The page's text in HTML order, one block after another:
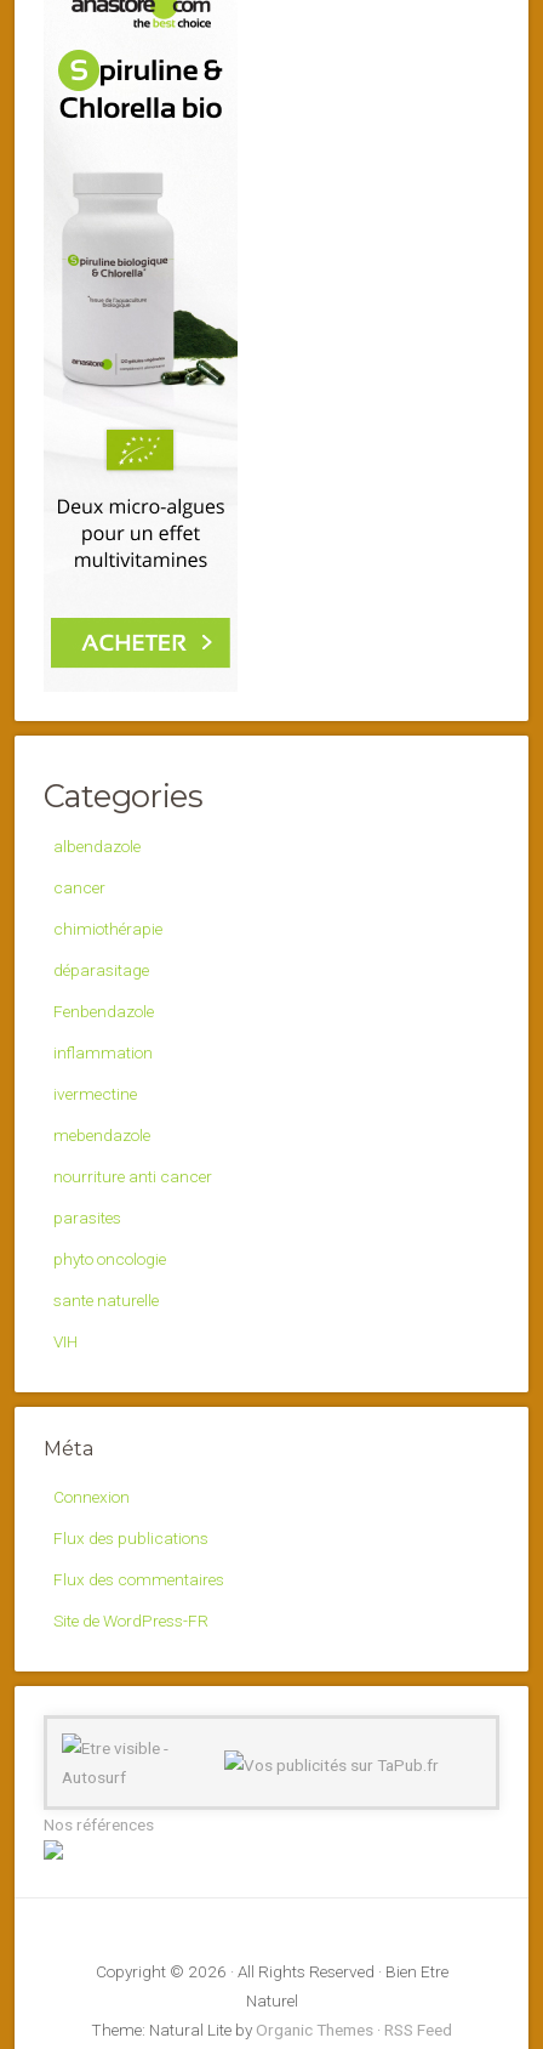
Categories
albendazole
cancer
chimiothérapie
déparasitage
Fenbendazole
inflammation
ivermectine
mebendazole
nourriture anti cancer
parasites
phyto oncologie
sante naturelle
VIH
Méta
Connexion
Flux des publications
Flux des commentaires
Site de WordPress-FR
Nos références
Copyright © 2026 · All Rights Reserved · Bien Etre
Naturel
Theme: Natural Lite by Organic Themes · RSS Feed